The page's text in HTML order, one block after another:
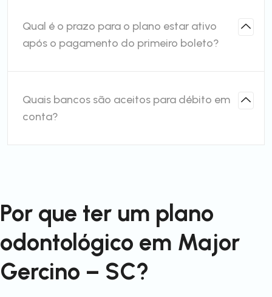
Qual é o prazo para o plano estar ativo
após o pagamento do primeiro boleto?
Quais bancos são aceitos para débito em
conta?
Por que ter um plano
odontológico em Major
Gercino – SC?